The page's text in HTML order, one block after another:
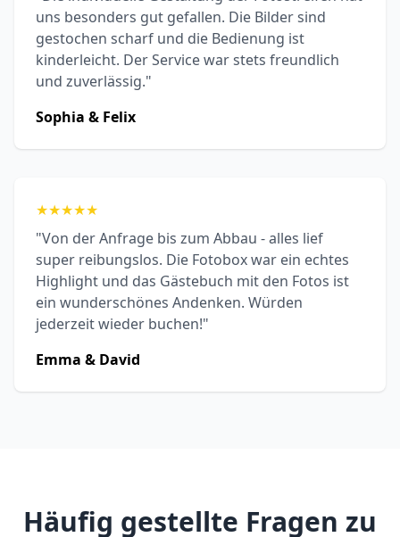
uns besonders gut gefallen. Die Bilder sind
gestochen scharf und die Bedienung ist
kinderleicht. Der Service war stets freundlich
und zuverlässig."
Sophia & Felix
★★★★★
"Von der Anfrage bis zum Abbau - alles lief
super reibungslos. Die Fotobox war ein echtes
Highlight und das Gästebuch mit den Fotos ist
ein wunderschönes Andenken. Würden
jederzeit wieder buchen!"
Emma & David
Häufig gestellte Fragen zu